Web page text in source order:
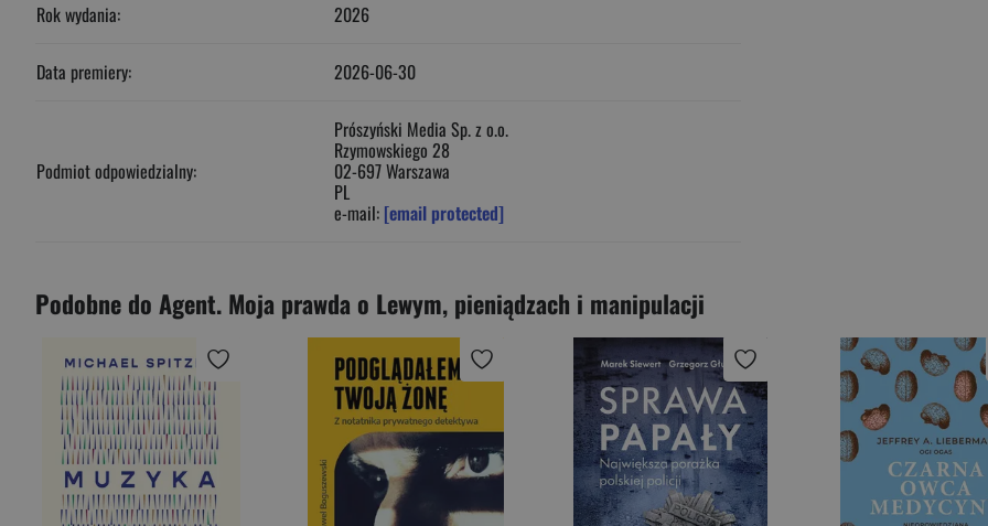
Rok wydania: 2026
Data premiery: 2026-06-30
Podmiot odpowiedzialny:
Prószyński Media Sp. z o.o.
Rzymowskiego 28
02-697 Warszawa
PL
e-mail: [email protected]
Podobne do Agent. Moja prawda o Lewym, pieniądzach i manipulacji